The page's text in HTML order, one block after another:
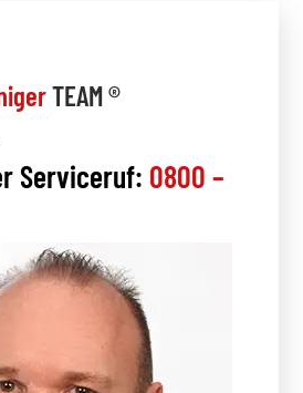
TEAM ®
Serviceruf: 0800 –